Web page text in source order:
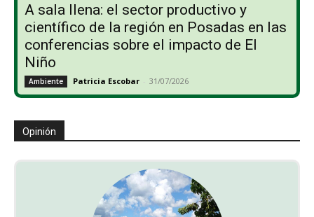
A sala llena: el sector productivo y
científico de la región en Posadas en las
conferencias sobre el impacto de El
Niño
Ambiente Patricia Escobar - 31/07/2026
Opinión